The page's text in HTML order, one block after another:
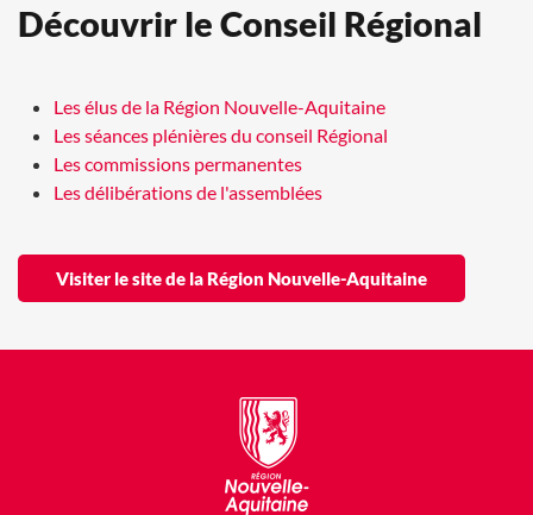
Découvrir le Conseil Régional
Les élus de la Région Nouvelle-Aquitaine
Les séances plénières du conseil Régional
Les commissions permanentes
Les délibérations de l'assemblées
Visiter le site de la Région Nouvelle-Aquitaine